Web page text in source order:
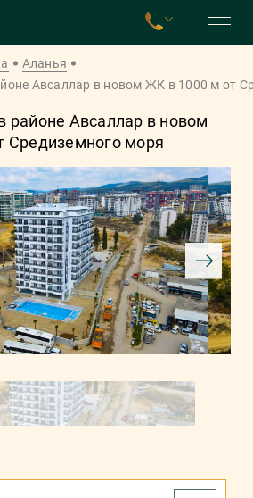
Аланья
Авсаллар в новом ЖК в 1000 м от
районе Авсаллар в новом
Средиземного моря